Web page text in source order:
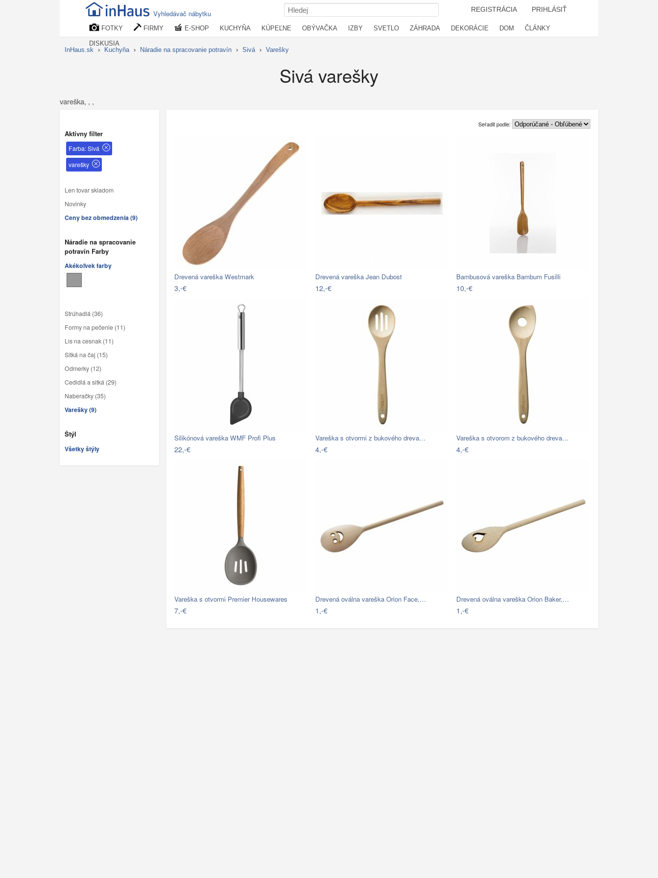
Vyhledávač nábytku REGISTRÁCIA PRIHLÁSIŤ
FOTKY FIRMY E-SHOP KUCHYŇA KÚPEĽNE OBÝVAČKA IZBY SVETLO ZÁHRADA DEKORÁCIE DOM ČLÁNKY
DISKUSIA
InHaus.sk › Kuchyňa › Náradie na spracovanie potravín › Sivá › Varešky
Sivá varešky
vareška, , ,
Aktívny filter
Farba: Sivá
varešky
Len tovar skladom
Novinky
Ceny bez obmedzenia (9)
Náradie na spracovanie
potravín Farby
Akékoľvek farby
Strúhadlá (36)
Formy na pečenie (11)
Lis na cesnak (11)
Sitká na čaj (15)
Odmerky (12)
Cedidlá a sitká (29)
Naberačky (35)
Varešky (9)
Štýl
Všetky štýly
Seřadit podle:
Drevená vareška Westmark
3,-€
Drevená vareška Jean Dubost
12,-€
Bambusová vareška Bambum Fusilli
10,-€
Silikónová vareška WMF Profi Plus
22,-€
Vareška s otvormi z bukového dreva…
4,-€
Vareška s otvorom z bukového dreva…
4,-€
Vareška s otvormi Premier Housewares
7,-€
Drevená oválna vareška Orion Face,…
1,-€
Drevená oválna vareška Orion Baker,…
1,-€